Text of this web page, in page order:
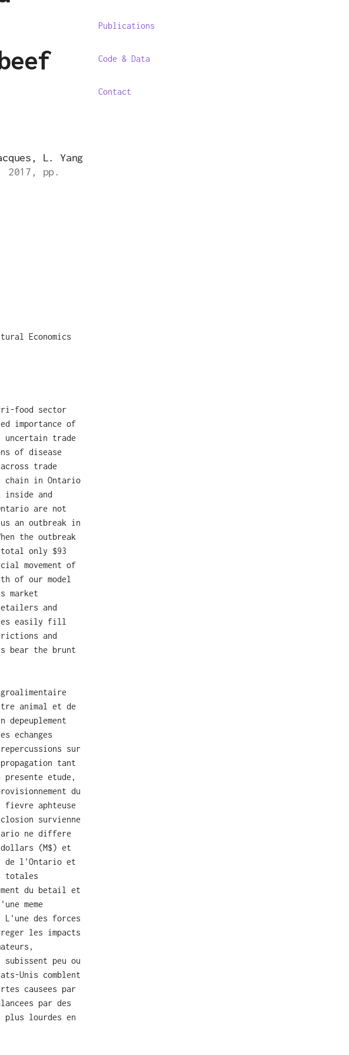
L. Yang
2017, pp.
Economics
food sector
importance of
uncertain trade
of disease
trade
chain in Ontario
inside and
are not
an outbreak in
the outbreak
only $93
movement of
of our model
market
and
easily fill
and
bear the brunt
animal et de
depeuplement
echanges
sur
tant
etude,
du
fievre aphteuse
survienne
ne differe
(M$) et
de l'Ontario et
totales
du betail et
meme
des forces
les impacts
peu ou
Unis comblent
causees par
par des
lourdes en
Publications
Code & Data
Contact